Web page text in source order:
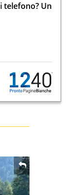
telefono? Un